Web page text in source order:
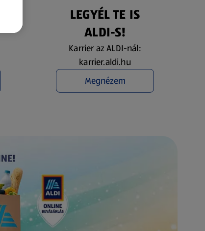
LEGYÉL TE IS
ALDI-S!
Karrier az ALDI-nál:
karrier.aldi.hu
Megnézem